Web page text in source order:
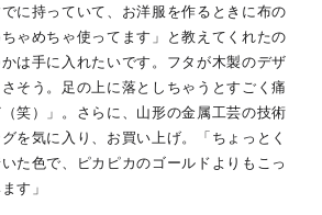
でに持っていて、お洋服を作るときに布の
ゃめちゃ使ってます」と教えてくれたの
は手に入れたいです。フタが木製のデザ
そう。足の上に落としちゃうとすごく痛
笑）」。さらに、山形の金属工芸の技術
を気に入り、お買い上げ。「ちょっとく
た色で、ピカピカのゴールドよりもこっ
す」